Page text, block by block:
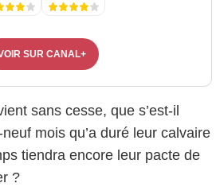
SUR CANAL+
sans cesse, que s’est-il
mois qu’a duré leur calvaire
tiendra encore leur pacte de
?